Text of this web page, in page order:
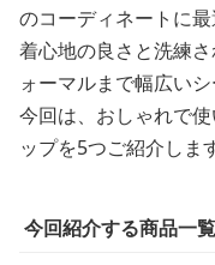
のコーディネートに最
着心地の良さと洗練
ォーマルまで幅広いシ
今回は、おしゃれで
ップを5つご紹介します
今回紹介する商品一覧